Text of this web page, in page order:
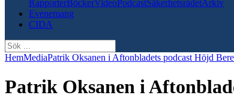
RapporterBöckerVideoPodcastSäkerhetsrådetArkiv
Evenemang
CIDA
HemMediaPatrik Oksanen i Aftonbladets podcast Höjd
Patrik Oksanen i